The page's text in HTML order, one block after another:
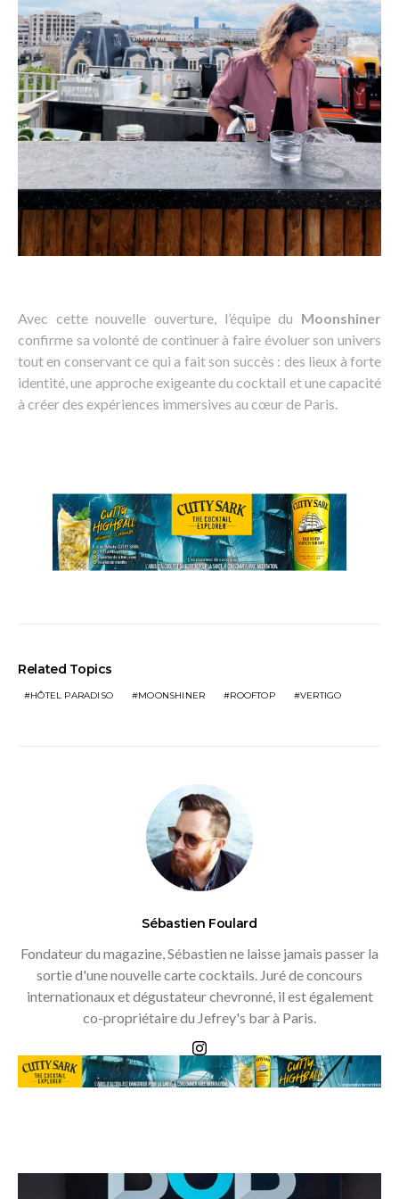
Avec cette nouvelle ouverture, l’équipe du Moonshiner
confirme sa volonté de continuer à faire évoluer son univers
tout en conservant ce qui a fait son succès : des lieux à forte
identité, une approche exigeante du cocktail et une capacité
à créer des expériences immersives au cœur de Paris.
Related Topics
HÔTEL PARADISO MOONSHINER ROOFTOP VERTIGO
Sébastien Foulard
Fondateur du magazine, Sébastien ne laisse jamais passer la
sortie d'une nouvelle carte cocktails. Juré de concours
internationaux et dégustateur chevronné, il est également
co-propriétaire du Jefrey's bar à Paris.